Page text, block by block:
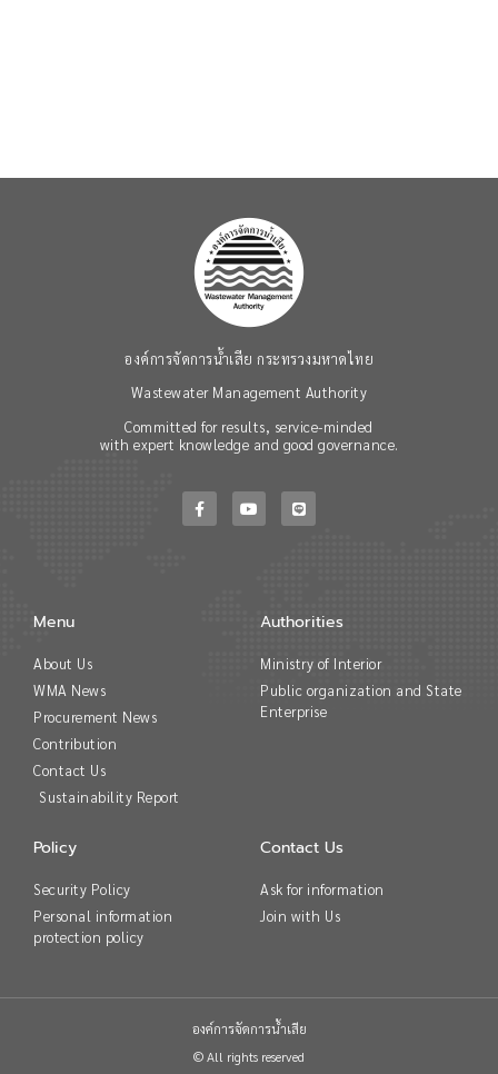
องค์การจัดการน้ำเสีย กระทรวงมหาดไทย
Wastewater Management Authority
Committed for results, service-minded
with expert knowledge and good governance.
Menu
About Us
WMA News
Procurement News
Contribution
Contact Us
Sustainability Report
Authorities
Ministry of Interior
Public organization and State
Enterprise
Policy
Security Policy
Personal information
protection policy
Contact Us
Ask for information
Join with Us
© All rights reserved
องค์การจัดการน้ำเสีย